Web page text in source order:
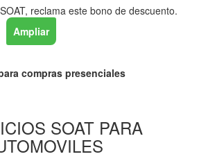
reclama este bono de descuento.
Ampliar
compras presenciales
SOAT PARA